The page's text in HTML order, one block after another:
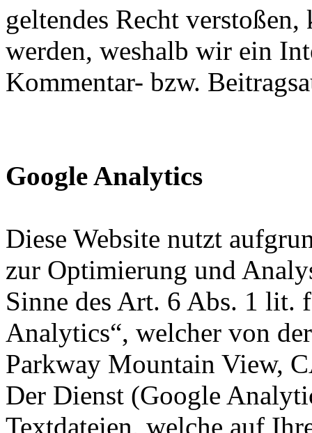
geltendes Recht
werden, weshalb wir ein
Kommentar- bzw.
Google Analytics
Diese Website nutzt
zur Optimierung und
Sinne des Art. 6 Abs. 1 lit.
Analytics“, welcher von
Parkway Mountain View,
Der Dienst (Google
Textdateien, welche auf